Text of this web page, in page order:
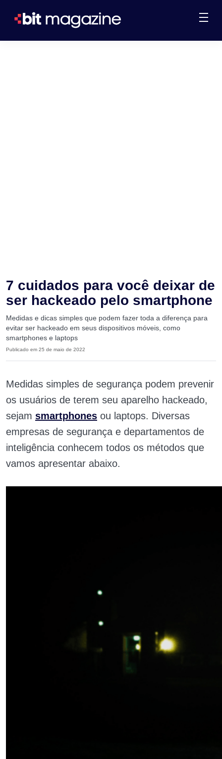
7 cuidados para você deixar de
ser hackeado pelo smartphone
Medidas e dicas simples que podem fazer toda a diferença para
evitar ser hackeado em seus dispositivos móveis, como
smartphones e laptops
Publicado em 25 de maio de 2022
Medidas simples de segurança podem prevenir
os usuários de terem seu aparelho hackeado,
sejam smartphones ou laptops. Diversas
empresas de segurança e departamentos de
inteligência conhecem todos os métodos que
vamos apresentar abaixo.